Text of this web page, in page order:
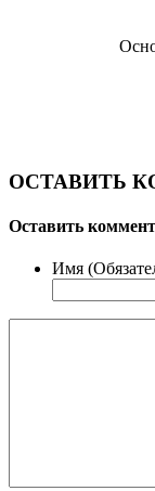
ОСТАВИТЬ
Оставить
Имя